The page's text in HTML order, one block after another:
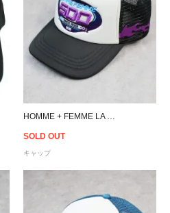
SOLD OUT
キャップ